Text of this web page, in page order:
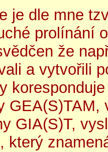
je dle mne
prolínání
že
a vytvořili
GIA(S)T,
který